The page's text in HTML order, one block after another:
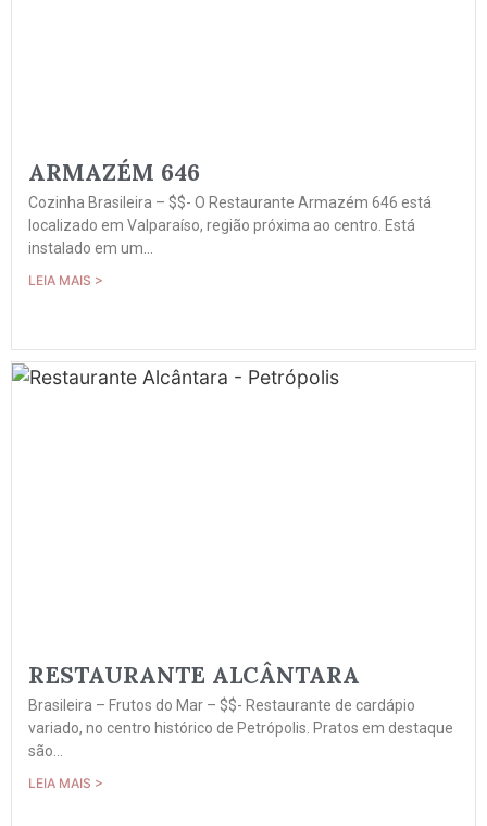
ARMAZÉM 646
Cozinha Brasileira – $$- O Restaurante Armazém 646 está
localizado em Valparaíso, região próxima ao centro. Está
instalado em um...
LEIA MAIS >
RESTAURANTE ALCÂNTARA
Brasileira – Frutos do Mar – $$- Restaurante de cardápio
variado, no centro histórico de Petrópolis. Pratos em destaque
são...
LEIA MAIS >